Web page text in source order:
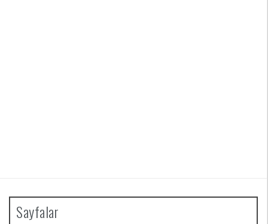
Sayfalar